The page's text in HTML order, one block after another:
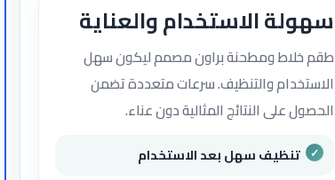
سهولة الاستخدام والعناية
طقم خلاط ومطحنة براون مصمم ليكون سهل
الاستخدام والتنظيف. سرعات متعددة تضمن
الحصول على النتائج المثالية دون عناء.
تنظيف سهل بعد الاستخدام